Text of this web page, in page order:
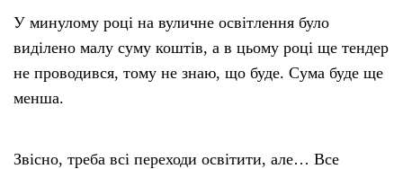
У минулому році на вуличне освітлення було
виділено малу суму коштів, а в цьому році ще тендер
не проводився, тому не знаю, що буде. Сума буде ще
менша.
Звісно, треба всі переходи освітити, але… Все